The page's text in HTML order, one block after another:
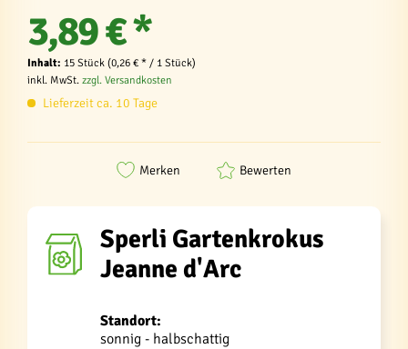
3,89 € *
Inhalt: 15 Stück (0,26 € * / 1 Stück)
inkl. MwSt. zzgl. Versandkosten
Lieferzeit ca. 10 Tage
Merken Bewerten
Sperli Gartenkrokus
Jeanne d'Arc
Standort:
sonnig - halbschattig